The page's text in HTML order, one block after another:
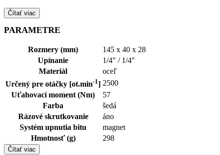
Čítať viac
PARAMETRE
Rozmery (mm)
145 x 40 x 28
Upínanie
1/4" / 1/4"
Materiál
oceľ
Určený pre otáčky [ot.min-1] 2500
Uťahovací moment (Nm)
57
Farba
šedá
Rázové skrutkovanie
áno
Systém upnutia bitu
magnet
Hmotnosť (g)
298
Čítať viac